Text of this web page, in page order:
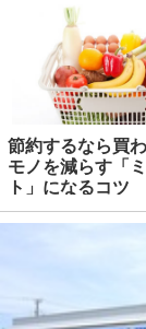
節約するなら買
モノを減らす「
ト」になるコツ